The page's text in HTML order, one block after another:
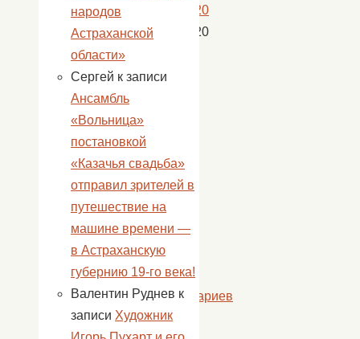
13.06.2020
13.06.2020
новости
люблю
Россию
далее
Комментариев
нет
народов
Астраханской
области»
Сергей к записи
Ансамбль
«Вольница»
постановкой
«Казачья свадьба»
отправил зрителей в
путешествие на
машине времени —
в Астраханскую
губернию 19-го века!
Валентин Руднев к
записи Художник